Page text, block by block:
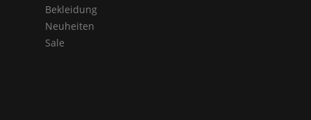
Bekleidung
Neuheiten
Sale